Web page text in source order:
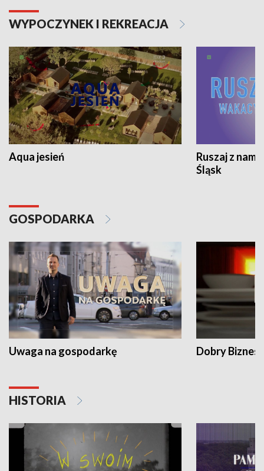
WYPOCZYNEK I REKREACJA
Aqua jesień
Ruszaj z
Śląsk
GOSPODARKA
Uwaga na gospodarkę Dobry Biznes
HISTORIA